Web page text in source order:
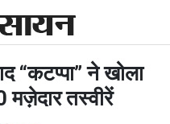
“कटप्पा” ने खोला
मज़ेदार तस्वीरें